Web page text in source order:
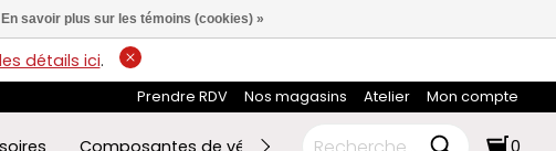
détails ici.
Prendre RDV Nos magasins Atelier Mon compte
Composantes de vélo Ski de fond RABAIS FIN DE
0
En savoir plus sur les témoins (cookies) »